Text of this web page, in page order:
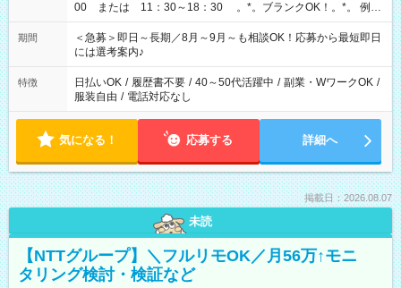
00 または 11：30～18：30 。*。ブランクOK！。*。 例え
ば前職が、 在宅/財団法人/事務/コールセンター/受付/販売/カフェ
スタッフ スイーツ販売/ホテルフロント/化粧品販売/など 様々な
業界から入社して活躍されています♪
期間
＜急募＞即日～長期／8月～9月～も相談OK！応募から最短即日
には選考案内♪
特徴 日払いOK / 履歴書不要 / 40～50代活躍中 / 副業・WワークOK /
服装自由 / 電話対応なし
気になる！ 応募する 詳細へ
掲載日：2026.08.07
未読
【NTTグループ】＼フルリモOK／月56万↑モニ
タリング検討・検証など